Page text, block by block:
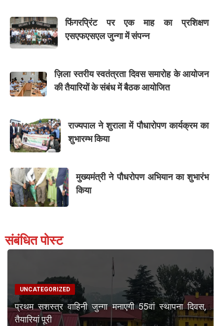
फिंगरप्रिंट पर एक माह का प्रशिक्षण
एसएफएसएल जुन्गा में संपन्न
ज़िला स्तरीय स्वतंत्रता दिवस समारोह के आयोजन
की तैयारियों के संबंध में बैठक आयोजित
राज्यपाल ने शुराला में पौधारोपण कार्यक्रम का
शुभारम्भ किया
मुख्यमंत्री ने पौधरोपण अभियान का शुभारंभ
किया
संबंधित पोस्ट
UNCATEGORIZED
प्रथम सशस्त्र वाहिनी जुन्गा मनाएगी 55वां स्थापना दिवस,
तैयारियां पूरी